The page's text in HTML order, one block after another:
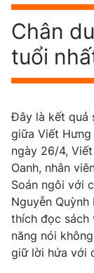
Câu chuyện
Thị trường
Góc doanh
Dữ liệu và
Truyền hình
Phim VTV
Nhân vật
Khán giả
Giải sao mai
Điện ảnh
Âm nhạc
Sao
Đời sống
Du lịch
Làm đẹp
Chất lượng
Giáo dục
Tuyển sinh
Học trực tuyến
Công nghệ
Hitech Công
Giao lưu trực
Chân
tuổi
Đây là kết quả
giữa Viết
ngày 26/4,
Oanh, nhân
Soán ngôi với
Nguyễn
thích đọc sách
năng nói
giữ lời hứa với